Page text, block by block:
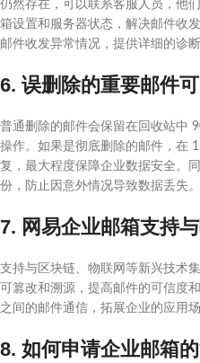
仍然存在，可以联系客服人员，他
箱设置和服务器状态，解决邮件收
邮件收发异常情况，提供详细的诊断
6. 误删除的重要邮件
普通删除的邮件会保留在回收站中
操作。如果是彻底删除的邮件，在
复，最大程度保障企业数据安全。
份，防止因意外情况导致数据丢失。
7. 网易企业邮箱支持
支持与区块链、物联网等新兴技术
可篡改和溯源，提高邮件的可信度
之间的邮件通信，拓展企业的应用场
8. 如何申请企业邮箱